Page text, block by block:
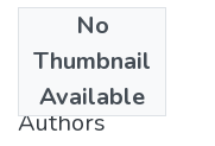
No
Thumbnail
Available
1975
Authors